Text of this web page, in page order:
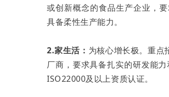
或创新概念的食品生产企业，
具备柔性生产能力。
2.家生活： 为核心增长极。重点
厂商，要求具备扎实的研发能
ISO22000及以上资质认证。